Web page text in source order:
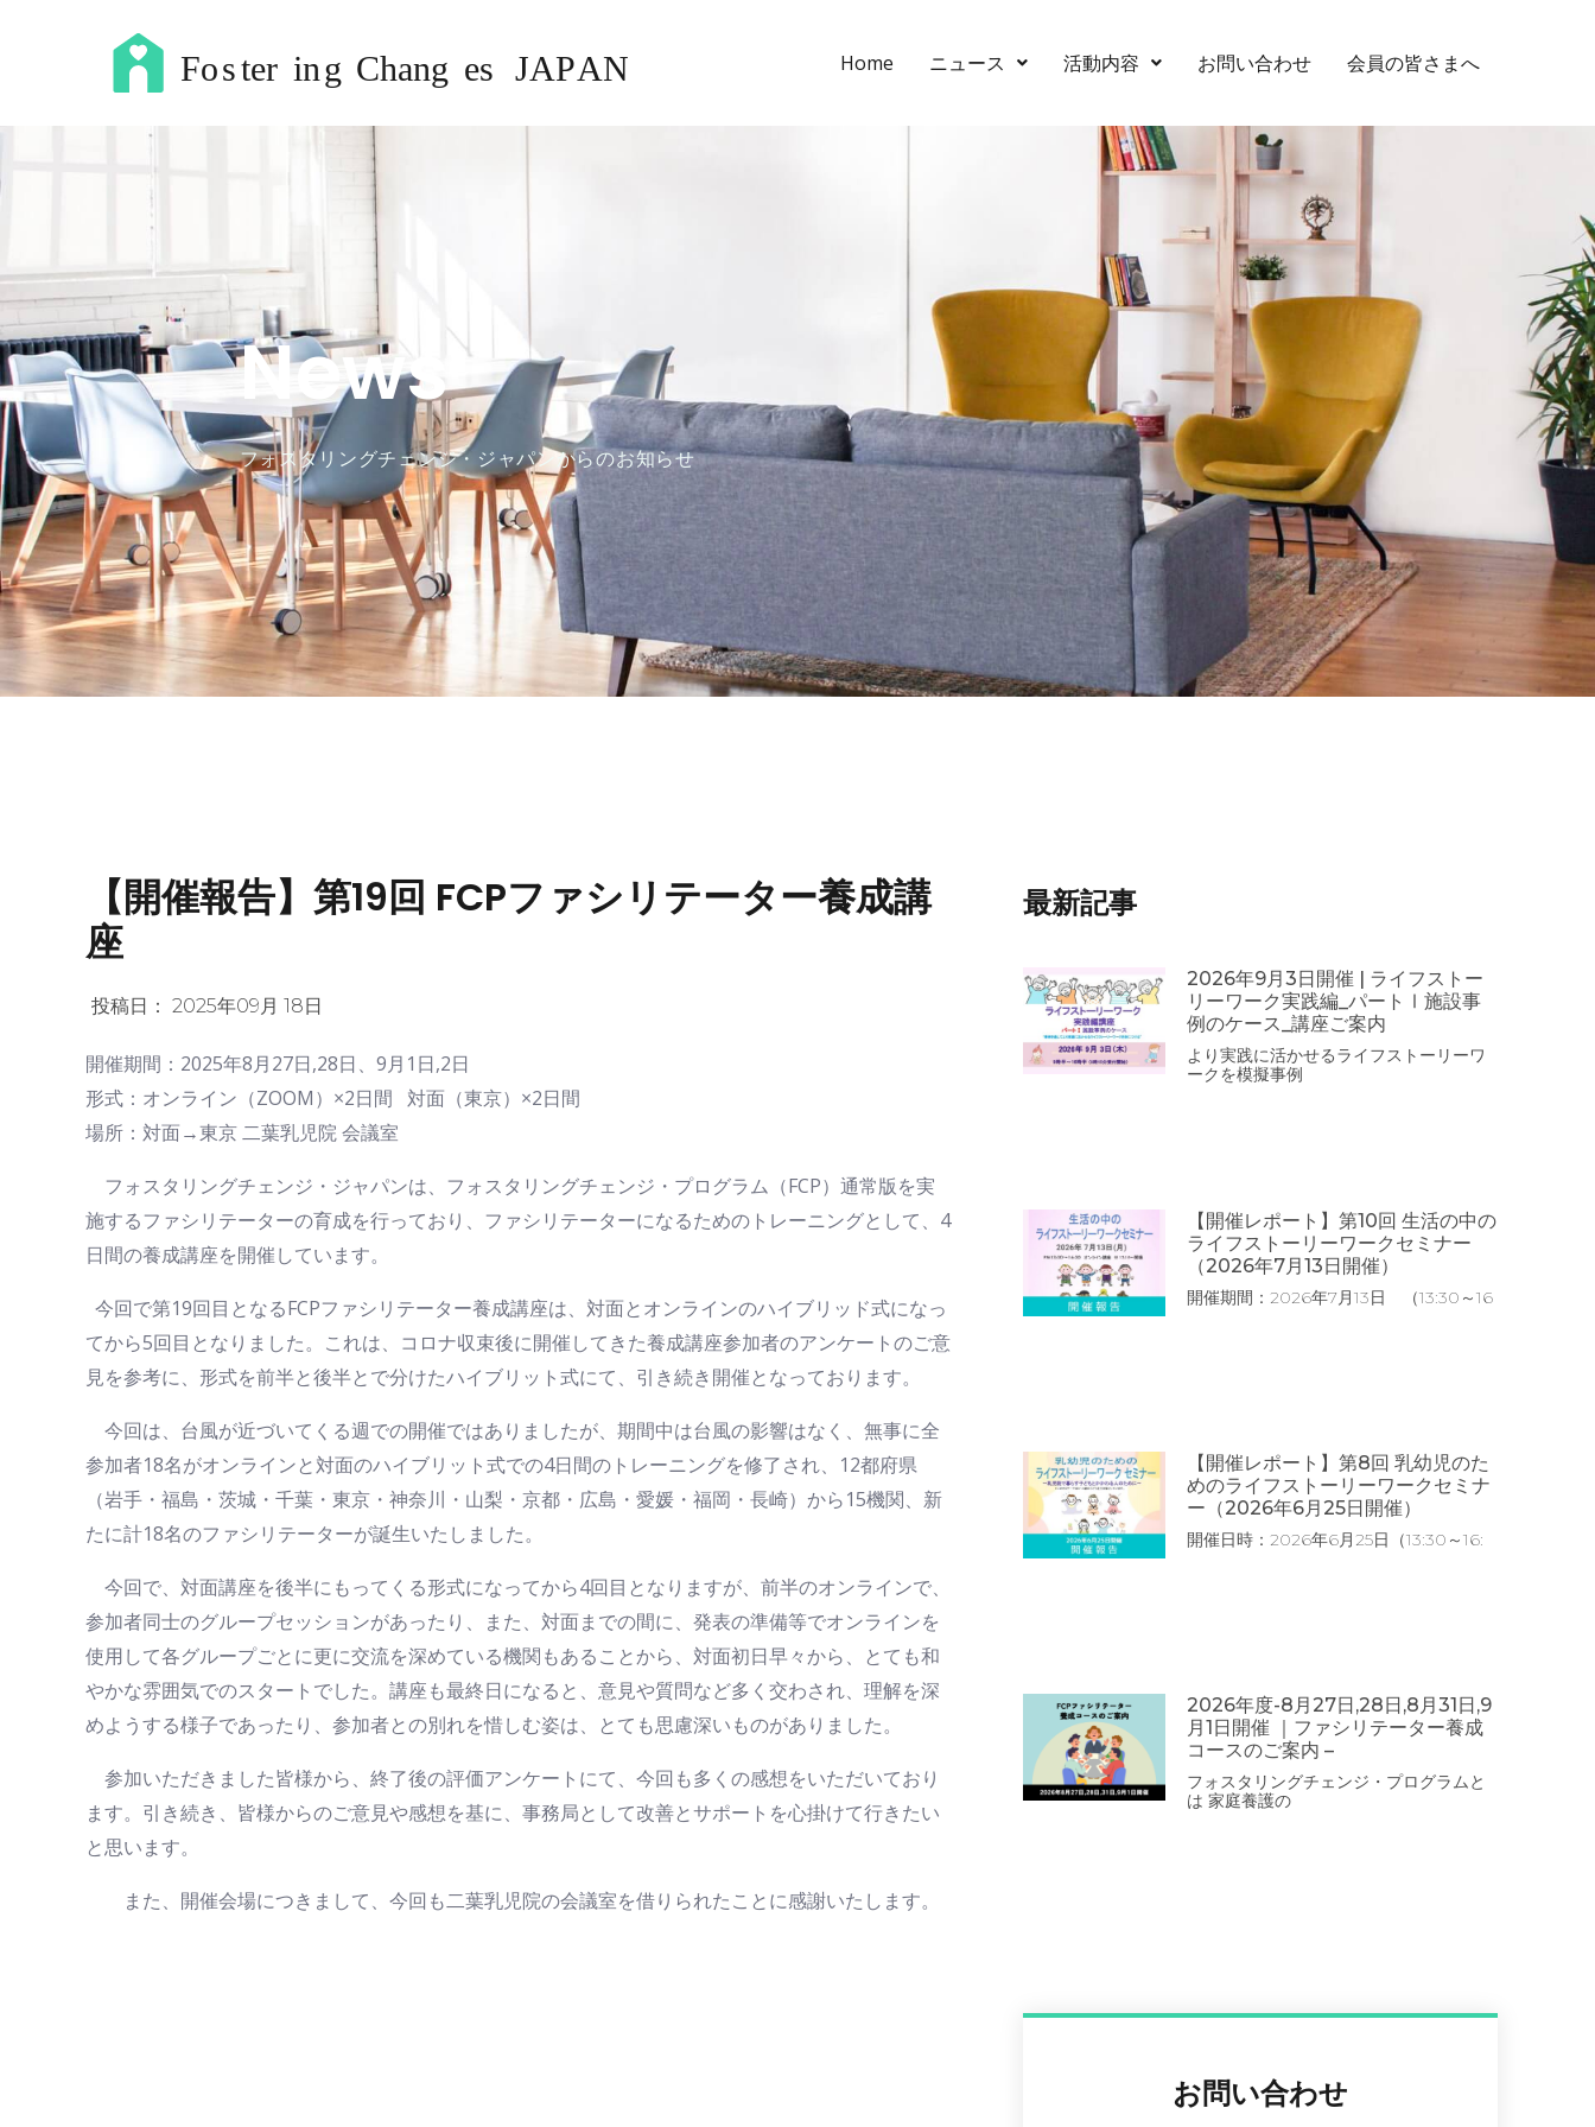
Home ニュース 活動内容 お問い合わせ 会員の皆さまへ
News
フォスタリングチェンジ・ジャパンからのお知らせ
【開催報告】第19回 FCPファシリテーター養成講
座
投稿日： 2025年09月 18日
開催期間：2025年8月27日,28日、9月1日,2日
形式：オンライン（ZOOM）×2日間 対面（東京）×2日間
場所：対面→東京 二葉乳児院 会議室
フォスタリングチェンジ・ジャパンは、フォスタリングチェンジ・プログラム（FCP）通常版を実
施するファシリテーターの育成を行っており、ファシリテーターになるためのトレーニングとして、4
日間の養成講座を開催しています。
今回で第19回目となるFCPファシリテーター養成講座は、対面とオンラインのハイブリッド式になっ
てから5回目となりました。これは、コロナ収束後に開催してきた養成講座参加者のアンケートのご意
見を参考に、形式を前半と後半とで分けたハイブリット式にて、引き続き開催となっております。
今回は、台風が近づいてくる週での開催ではありましたが、期間中は台風の影響はなく、無事に全
参加者18名がオンラインと対面のハイブリット式での4日間のトレーニングを修了され、12都府県
（岩手・福島・茨城・千葉・東京・神奈川・山梨・京都・広島・愛媛・福岡・長崎）から15機関、新
たに計18名のファシリテーターが誕生いたしました。
今回で、対面講座を後半にもってくる形式になってから4回目となりますが、前半のオンラインで、
参加者同士のグループセッションがあったり、また、対面までの間に、発表の準備等でオンラインを
使用して各グループごとに更に交流を深めている機関もあることから、対面初日早々から、とても和
やかな雰囲気でのスタートでした。講座も最終日になると、意見や質問など多く交わされ、理解を深
めようする様子であったり、参加者との別れを惜しむ姿は、とても思慮深いものがありました。
参加いただきました皆様から、終了後の評価アンケートにて、今回も多くの感想をいただいており
ます。引き続き、皆様からのご意見や感想を基に、事務局として改善とサポートを心掛けて行きたい
と思います。
また、開催会場につきまして、今回も二葉乳児院の会議室を借りられたことに感謝いたします。
最新記事
2026年9月3日開催 | ライフストー
リーワーク実践編_パートⅠ施設事
例のケース_講座ご案内
より実践に活かせるライフストーリーワ
ークを模擬事例
【開催レポート】第10回 生活の中の
ライフストーリーワークセミナー
（2026年7月13日開催）
開催期間：2026年7月13日 （13:30～16
【開催レポート】第8回 乳幼児のた
めのライフストーリーワークセミナ
ー（2026年6月25日開催）
開催日時：2026年6月25日（13:30～16:
2026年度-8月27日,28日,8月31日,9
月1日開催 ｜ファシリテーター養成
コースのご案内 –
フォスタリングチェンジ・プログラムと
は 家庭養護の
お問い合わせ